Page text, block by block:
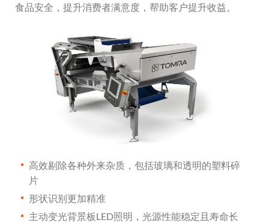
食品安全，提升消费者满意度，帮助客户提升收益。
高效剔除各种外来杂质，包括玻璃和透明的塑料碎
片
形状识别更加精准
主动变光背景板LED照明，光源性能稳定且寿命长